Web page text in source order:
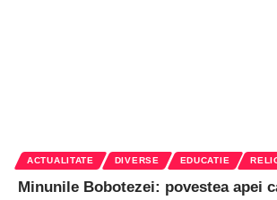
ACTUALITATE DIVERSE EDUCATIE
Minunile Bobotezei: povestea apei